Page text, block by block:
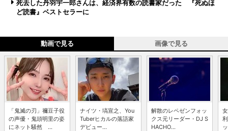
死去した丹羽宇一郎さんは、経済界有数の読書家だった 『死ぬほ
ど読書』ベストセラーに
動画で見る 画像で見る
「鬼滅の刃」禰豆子役
の声優・鬼頭明里の姿
にネット騒然 ...
ナイツ・塙宣之、You
Tuberヒカルの落語家
デビュー...
解散のレペゼンフォッ
クス元リーダー・DJ S
HACHO...